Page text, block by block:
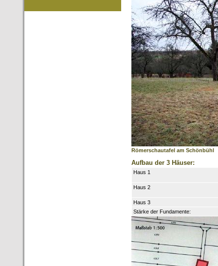
Römerschautafel am Schönbühl
Aufbau der 3 Häuser:
Haus 1
Haus 2
Haus 3
Stärke der Fundamente: